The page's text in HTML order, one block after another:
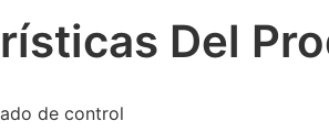
Del
de control